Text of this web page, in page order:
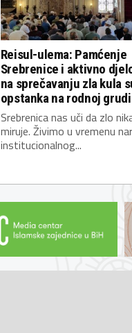
Reisul-ulema: Pamćenje
Srebrenice i aktivno
na sprečavanju zla kula
opstanka na rodnoj grudi
Srebrenica nas uči da zlo
miruje. Živimo u vremenu
institucionalnog...